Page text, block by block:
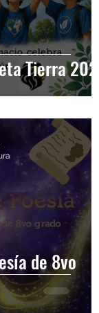
Tierra 2026
de 8vo